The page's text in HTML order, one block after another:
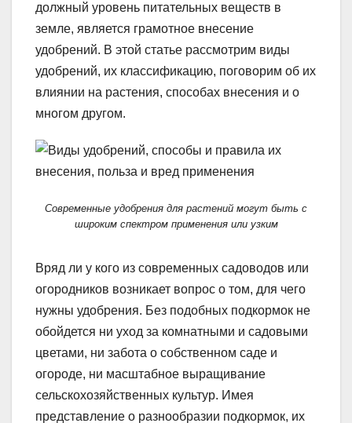
должный уровень питательных веществ в
земле, является грамотное внесение
удобрений. В этой статье рассмотрим виды
удобрений, их классификацию, поговорим об их
влиянии на растения, способах внесения и о
многом другом.
Современные удобрения для растений могут быть с
широким спектром применения или узким
Вряд ли у кого из современных садоводов или
огородников возникает вопрос о том, для чего
нужны удобрения. Без подобных подкормок не
обойдется ни уход за комнатными и садовыми
цветами, ни забота о собственном саде и
огороде, ни масштабное выращивание
сельскохозяйственных культур. Имея
представление о разнообразии подкормок, их